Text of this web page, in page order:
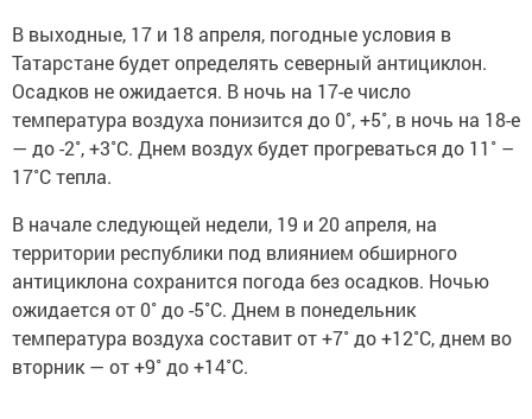
В выходные, 17 и 18 апреля, погодные условия в
Татарстане будет определять северный антициклон.
Осадков не ожидается. В ночь на 17-е число
температура воздуха понизится до 0˚, +5˚, в ночь на 18-е
— до -2˚, +3˚С. Днем воздух будет прогреваться до 11˚ –
17˚С тепла.
В начале следующей недели, 19 и 20 апреля, на
территории республики под влиянием обширного
антициклона сохранится погода без осадков. Ночью
ожидается от 0˚ до -5˚С. Днем в понедельник
температура воздуха составит от +7˚ до +12˚С, днем во
вторник — от +9˚ до +14˚С.